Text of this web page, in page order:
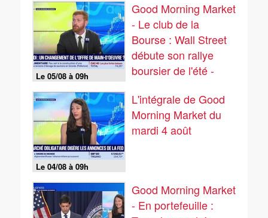
Le 05/08 à 09h
Good Morning Market
- Le club de la
Bourse : Wall Street
débute son rallye
boursier de l'été -
Le 04/08 à 09h
L'intégrale de Good
Morning Market du
mardi 4 août
Good Morning Market
- En portefeuille :